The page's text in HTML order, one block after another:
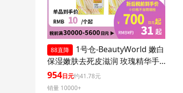
88直降
1号仓-BeautyWorld 嫩白
保湿嫩肤去死皮滋润 玫瑰精华手
膜 3个装 LUCKY TRENDY 补水护
肤去角质双手部护理
954日元约41.78元
销量 10000+